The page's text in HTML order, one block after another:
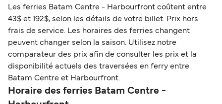
Les ferries Batam Centre - Harbourfront coûtent entre
43$ et 192$, selon les détails de votre billet. Prix hors
frais de service. Les horaires des ferries changent
peuvent changer selon la saison. Utilisez notre
comparateur des prix afin de consulter les prix et la
disponibilité actuels des traversées en ferry entre
Batam Centre et Harbourfront.
Horaire des ferries Batam Centre -